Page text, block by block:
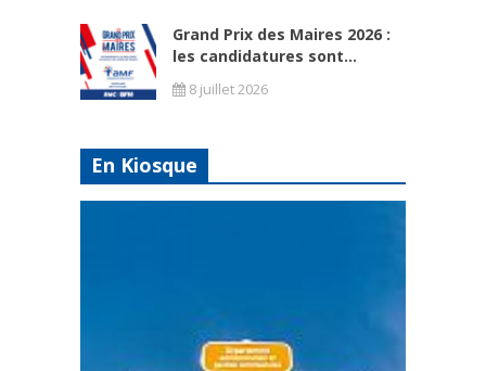
Grand Prix des Maires 2026 :
les candidatures sont...
8 juillet 2026
En Kiosque